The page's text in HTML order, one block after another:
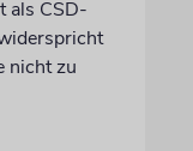
als CSD-
nicht zu